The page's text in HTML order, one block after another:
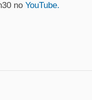
no YouTube.